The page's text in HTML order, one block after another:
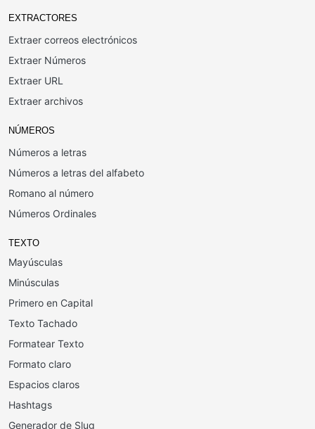
EXTRACTORES
Extraer correos electrónicos
Extraer Números
Extraer URL
Extraer archivos
NÚMEROS
Números a letras
Números a letras del alfabeto
Romano al número
Números Ordinales
TEXTO
Mayúsculas
Minúsculas
Primero en Capital
Texto Tachado
Formatear Texto
Formato claro
Espacios claros
Hashtags
Generador de Slug